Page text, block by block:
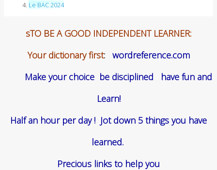
Le BAC 2024
sTO BE A GOOD INDEPENDENT LEARNER:
Your dictionary first: wordreference.com
Make your choice be disciplined have fun and
Learn!
Half an hour per day ! Jot down 5 things you have
learned.
Precious links to help you